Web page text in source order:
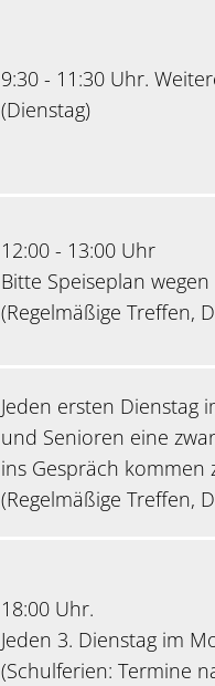
9:30 - 11:30 Uhr.
(Dienstag)
12:00 - 13:00 Uhr
Bitte Speiseplan
(Regelmäßige Treffen,
Jeden ersten Dienstag
und Senioren eine
ins Gespräch kommen
(Regelmäßige Treffen,
18:00 Uhr.
Jeden 3. Dienstag im
(Schulferien: Termine